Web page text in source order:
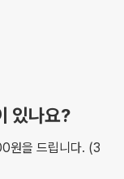
있나요?
원을 드립니다. (3